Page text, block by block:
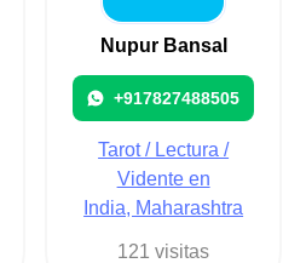
Nupur Bansal
+917827488505
Tarot / Lectura /
Vidente en
India, Maharashtra
121 visitas